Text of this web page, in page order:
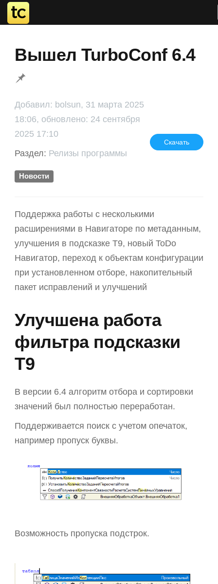
Вышел TurboConf 6.4
Добавил: bolsun, 31 марта 2025
18:06, обновлено: 24 сентября
2025 17:10
Раздел: Релизы программы
Новости
Скачать
Поддержка работы с несколькими
расширениями в Навигаторе по метаданным,
улучшения в подсказке T9, новый ToDo
Навигатор, переход к объектам конфигурации
при установленном отборе, накопительный
пакет исправлений и улучшений
Улучшена работа
фильтра подсказки
T9
В версии 6.4 алгоритм отбора и сортировки
значений был полностью переработан.
Поддерживается поиск с учетом опечаток,
например пропуск буквы.
Возможность пропуска подстрок.